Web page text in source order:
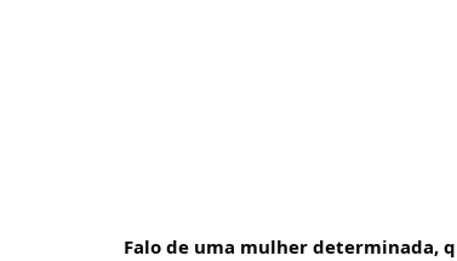
Falo de uma mulher determinada,